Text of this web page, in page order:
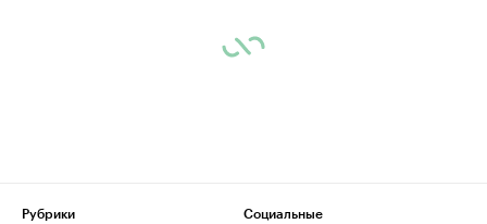
Рубрики
Социальные